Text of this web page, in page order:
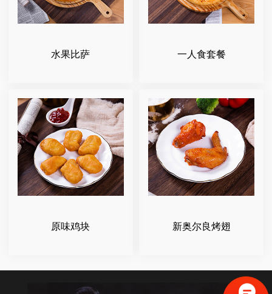
水果比萨 一人食套餐
原味鸡块 新奥尔良烤翅